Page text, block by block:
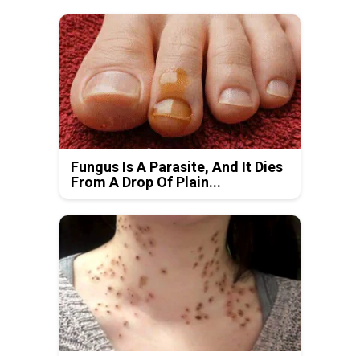
Fungus Is A Parasite, And It Dies
From A Drop Of Plain...